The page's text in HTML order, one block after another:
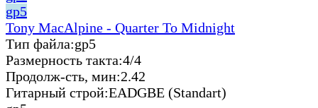
gp5
Tony MacAlpine - Quarter To Midnight
Тип файла:gp5
Размерность такта:4/4
Продолж-сть, мин:2.42
Гитарный строй:EADGBE (Standart)